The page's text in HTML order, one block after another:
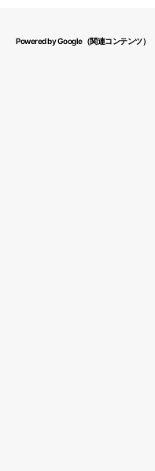
Powered by Google（関連コンテンツ）